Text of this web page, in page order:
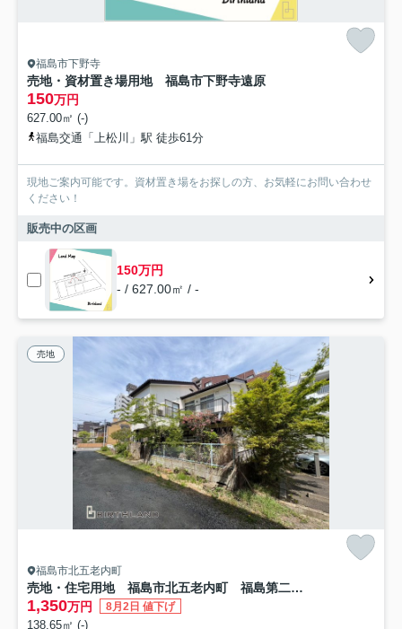
福島市下野寺
売地・資材置き場用地 福島市下野寺遠原
150万円
627.00㎡ (-)
福島交通「上松川」駅 徒歩61分
現地ご案内可能です。資材置き場をお探しの方、お気軽にお問い合わせ
ください！
販売中の区画
150万円
- / 627.00㎡ / -
売地
福島市北五老内町
売地・住宅用地 福島市北五老内町 福島第二小学校・福島第二中学校
1,350万円 8月2日 値下げ
138.65㎡ (-)